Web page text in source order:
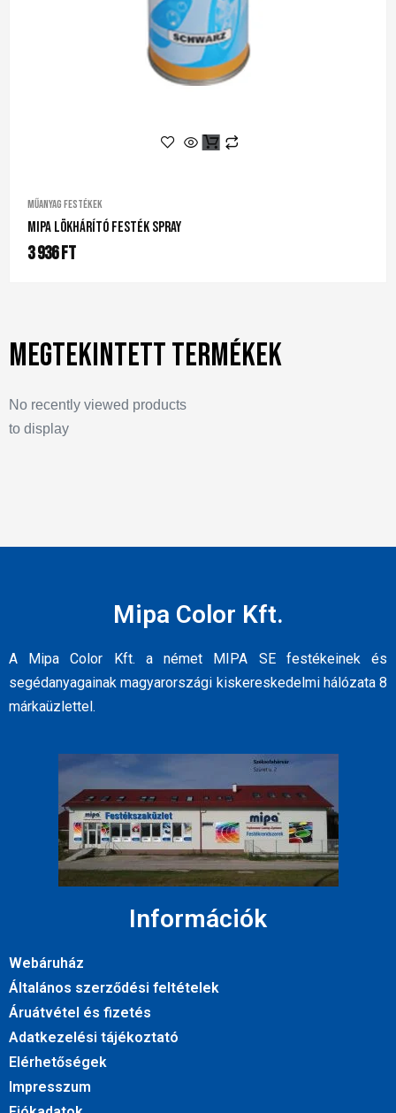
Műanyag festékek
Mipa Lökhárító Festék Spray
3 936Ft
Megtekintett termékek
No recently viewed products
to display
Mipa Color Kft.
A Mipa Color Kft. a német MIPA SE festékeinek és
segédanyagainak magyarországi kiskereskedelmi hálózata 8
márkaüzlettel.
Információk
Webáruház
Általános szerződési feltételek
Áruátvétel és fizetés
Adatkezelési tájékoztató
Elérhetőségek
Impresszum